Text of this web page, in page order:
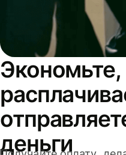
Экономьте,
деньги